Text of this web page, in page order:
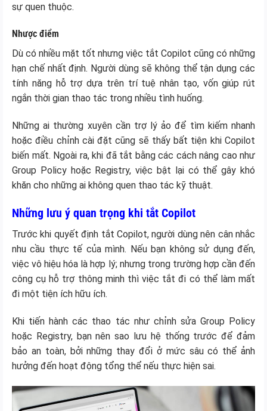
sự quen thuộc.
Nhược điểm
Dù có nhiều mặt tốt nhưng việc tắt Copilot cũng có những
hạn chế nhất định. Người dùng sẽ không thể tận dụng các
tính năng hỗ trợ dựa trên trí tuệ nhân tạo, vốn giúp rút
ngắn thời gian thao tác trong nhiều tình huống.
Những ai thường xuyên cần trợ lý ảo để tìm kiếm nhanh
hoặc điều chỉnh cài đặt cũng sẽ thấy bất tiện khi Copilot
biến mất. Ngoài ra, khi đã tắt bằng các cách nâng cao như
Group Policy hoặc Registry, việc bật lại có thể gây khó
khăn cho những ai không quen thao tác kỹ thuật.
Những lưu ý quan trọng khi tắt Copilot
Trước khi quyết định tắt Copilot, người dùng nên cân nhắc
nhu cầu thực tế của mình. Nếu bạn không sử dụng đến,
việc vô hiệu hóa là hợp lý; nhưng trong trường hợp cần đến
công cụ hỗ trợ thông minh thì việc tắt đi có thể làm mất
đi một tiện ích hữu ích.
Khi tiến hành các thao tác như chỉnh sửa Group Policy
hoặc Registry, bạn nên sao lưu hệ thống trước để đảm
bảo an toàn, bởi những thay đổi ở mức sâu có thể ảnh
hưởng đến hoạt động tổng thể nếu thực hiện sai.